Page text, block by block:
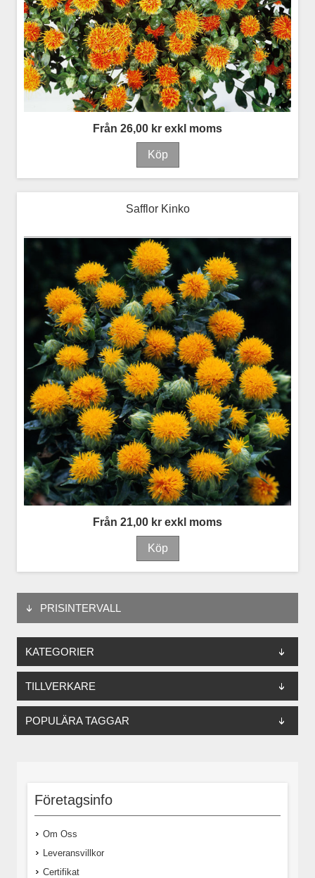
Från 26,00 kr exkl moms
Safflor Kinko
Från 21,00 kr exkl moms
PRISINTERVALL
KATEGORIER
TILLVERKARE
POPULÄRA TAGGAR
Företagsinfo
Om Oss
Leveransvillkor
Certifikat